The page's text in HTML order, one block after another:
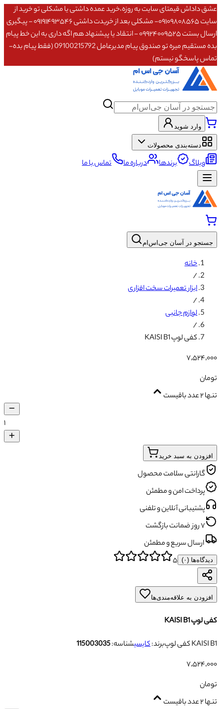
عشق داداش قیمتای سایت به روزه،خرید عمده داشتی یا مشکلی تو خرید از
سایت ۰۹۱۰۹۸۰۸۵۶۵- مشکلی بعد از خریدت داشتی ۰۹۱۹۱۴۹۳۵۴۶ - پیگیری
ارسال بستت ۰۹۹۲۴۰۰۹۵۲۵ - انتقاد یا پیشنهاد هم اگه داری به این خط پیام
بده مستقیم میره تو صندوق پیام مدیرعامل 09100215792 (فقط پیام بده-
تماس پاسخگو نیستم)
وارد شوید
دسته‌بندی محصولات
وبلاگ برندها درباره ما تماس با ما
جستجو در آسان جی‌اس‌ام
خانه
/
ابزار تعمیرات سخت افزاری
/
لوازم جانبی
/
کفی لوپ KAISI B1
۷٬۵۲۴٬۰۰۰
تومان
تنها ۲ عدد باقیست
۱
افزودن به سبد خرید
گارانتی سلامت محصول
پرداخت امن و مطمئن
پشتیبانی آنلاین و تلفنی
۷ روز ضمانت بازگشت
ارسال سریع و مطمئن
دیدگاه‌ها (۰) ۵
افزودن به علاقه‌مندی‌ها
کفی لوپ KAISI B1
کفی لوپ KAISI B1
برند:کایسیشناسه:115003035
۷٬۵۲۴٬۰۰۰
تومان
تنها ۲ عدد باقیست